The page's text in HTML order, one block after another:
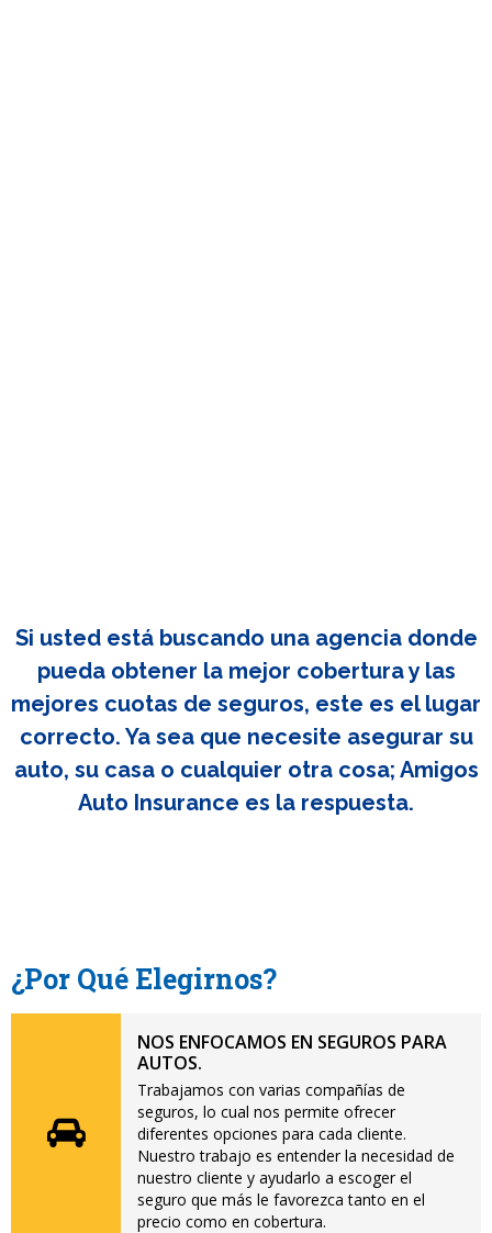
Si usted está buscando una agencia donde
pueda obtener la mejor cobertura y las
mejores cuotas de seguros, este es el lugar
correcto. Ya sea que necesite asegurar su
auto, su casa o cualquier otra cosa; Amigos
Auto Insurance es la respuesta.
¿Por Qué Elegirnos?
NOS ENFOCAMOS EN SEGUROS PARA
AUTOS.
Trabajamos con varias compañías de
seguros, lo cual nos permite ofrecer
diferentes opciones para cada cliente.
Nuestro trabajo es entender la necesidad de
nuestro cliente y ayudarlo a escoger el
seguro que más le favorezca tanto en el
precio como en cobertura.